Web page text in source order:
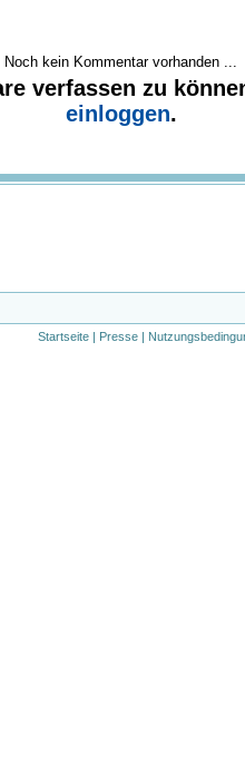
Noch kein Kommentar vorhanden ...
verfassen zu
einloggen.
Startseite | Presse |